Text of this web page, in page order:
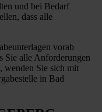
und bei Bedarf
dass alle
vorab
Sie alle Anforderungen
wenden Sie sich mit
in Bad